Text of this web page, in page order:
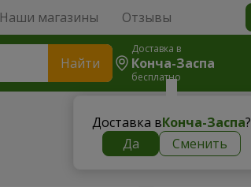
Наши магазины Отзывы
Найти
Доставка в
Конча-Заспа
бесплатно
Доставка вКонча-Заспа?
Да
Сменить